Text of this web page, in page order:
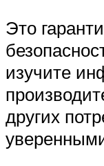
Это
изучите
других